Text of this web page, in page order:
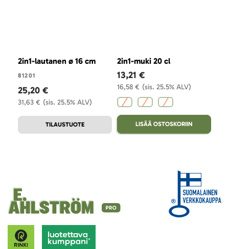
2in1-lautanen ø 16 cm
81201
(sis. 25.5% ALV)
31,63 €
25,20 €
TILAUSTUOTE
2in1-muki 20 cl
(sis. 25.5% ALV)
16,58 €
13,21 €
LISÄÄ OSTOSKORIIN